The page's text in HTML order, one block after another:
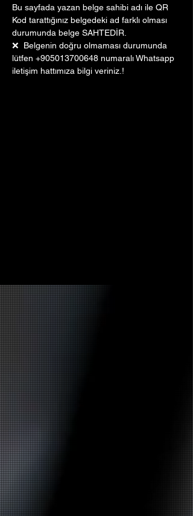
Bu sayfada yazan belge sahibi adı ile QR
Kod tarattığınız belgedeki ad farklı olması
durumunda belge SAHTEDİR.
❌  Belgenin doğru olmaması durumunda
lütfen +905013700648 numaralı Whatsapp
iletişim hattımıza bilgi veriniz.!